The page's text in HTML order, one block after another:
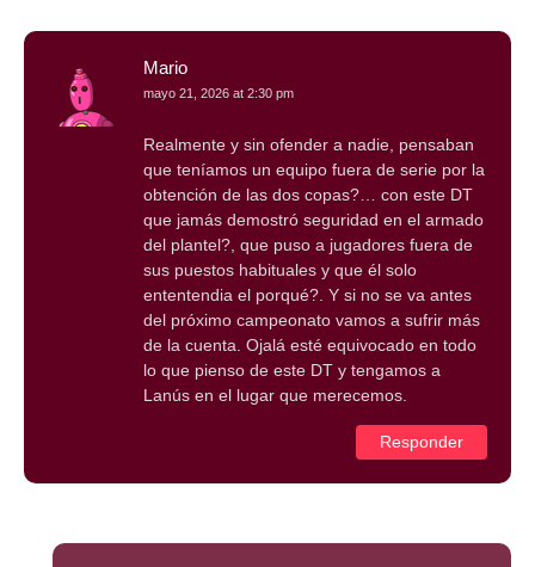
Mario
mayo 21, 2026 at 2:30 pm
Realmente y sin ofender a nadie, pensaban
que teníamos un equipo fuera de serie por la
obtención de las dos copas?… con este DT
que jamás demostró seguridad en el armado
del plantel?, que puso a jugadores fuera de
sus puestos habituales y que él solo
ententendia el porqué?. Y si no se va antes
del próximo campeonato vamos a sufrir más
de la cuenta. Ojalá esté equivocado en todo
lo que pienso de este DT y tengamos a
Lanús en el lugar que merecemos.
Responder